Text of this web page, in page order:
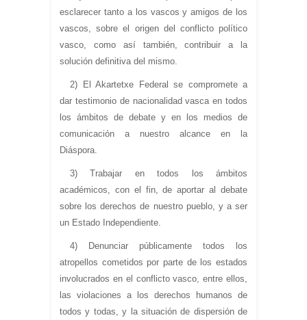
esclarecer tanto a los vascos y amigos de los
vascos, sobre el origen del conflicto político
vasco, como así también, contribuir a la
solución definitiva del mismo.
2) El Akartetxe Federal se compromete a
dar testimonio de nacionalidad vasca en todos
los ámbitos de debate y en los medios de
comunicación a nuestro alcance en la
Diáspora.
3) Trabajar en todos los ámbitos
académicos, con el fin, de aportar al debate
sobre los derechos de nuestro pueblo, y a ser
un Estado Independiente.
4) Denunciar públicamente todos los
atropellos cometidos por parte de los estados
involucrados en el conflicto vasco, entre ellos,
las violaciones a los derechos humanos de
todos y todas, y la situación de dispersión de